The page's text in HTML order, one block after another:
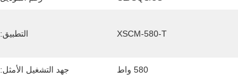
XSCM-580-T التطبيق:
580 واط جهد التشغيل الأمثل: